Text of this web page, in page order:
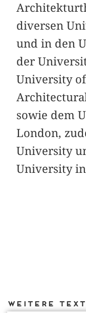
diversen
und in den
der
University
sowie dem
London,
University
University